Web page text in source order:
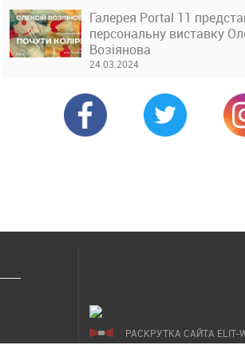
Галерея Portal 11
персональну виставку
Возіянова
24.03.2024
РАСКРУТКА САЙТА ELIT-